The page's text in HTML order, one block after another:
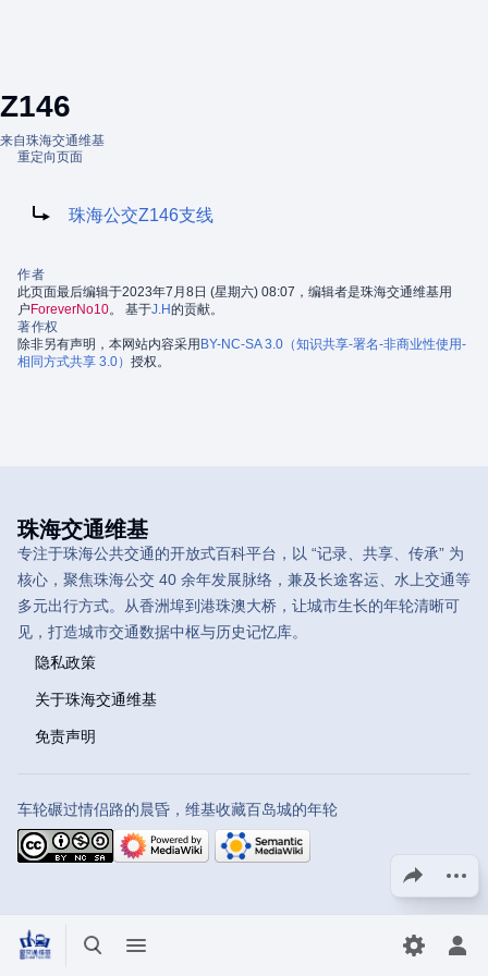
打开/关闭搜索
打开/关闭菜单 切换首选
打
Z146
来自珠海交通维基
分享此页面
重定向页面
珠海公交Z146支线
作者
此页面最后编辑于2023年7月8日 (星期六) 08:07，编辑者是珠海交通维基用
户 ForeverNo10。 基于J.H的贡献。
著作权
除非另有声明，本网站内容采用 BY-NC-SA 3.0（知识共享-署名-非商业性使用-
相同方式共享 3.0） 授权。
珠海交通维基
专注于珠海公共交通的开放式百科平台，以 “记录、共享、传承” 为
核心，聚焦珠海公交 40 余年发展脉络，兼及长途客运、水上交通等
多元出行方式。从香洲埠到港珠澳大桥，让城市生长的年轮清晰可
见，打造城市交通数据中枢与历史记忆库。
隐私政策
关于珠海交通维基
免责声明
车轮碾过情侣路的晨昏，维基收藏百岛城的年轮